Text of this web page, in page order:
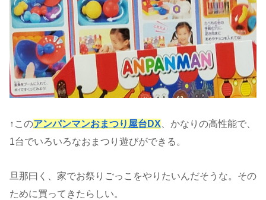
↑このアンパンマンおまつり屋台DX 、かなりの高性能で、
1台でいろいろなおまつり遊びができる。
旦那曰く、家でお祭りごっこをやりたいんだそうな。その
ために買ってきたらしい。